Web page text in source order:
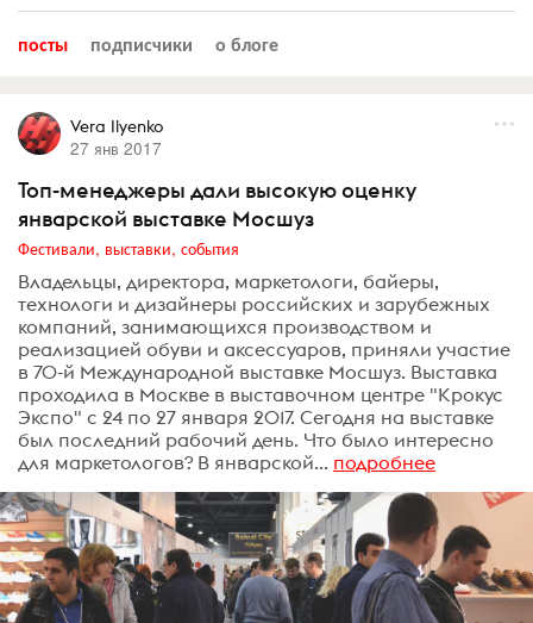
посты подписчики о блоге
Vera Ilyenko
27 янв 2017
Топ-менеджеры дали высокую оценку
январской выставке Мосшуз
Фестивали, выставки, события
Владельцы, директора, маркетологи, байеры,
технологи и дизайнеры российских и зарубежных
компаний, занимающихся производством и
реализацией обуви и аксессуаров, приняли участие
в 70-й Международной выставке Мосшуз. Выставка
проходила в Москве в выставочном центре "Крокус
Экспо" с 24 по 27 января 2017. Сегодня на выставке
был последний рабочий день. Что было интересно
для маркетологов? В январской... подробнее